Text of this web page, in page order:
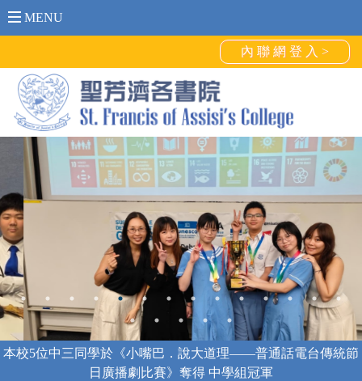
MENU
內 聯 網 登 入 >
SFAC English Debate Team won the First Runner-Up in UNSDGs
Debating Competition 2025/26